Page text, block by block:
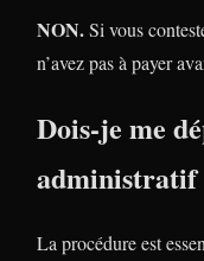
NON.Si vous
n’avez pas à payer
Dois-je me
administratif
La procédure est